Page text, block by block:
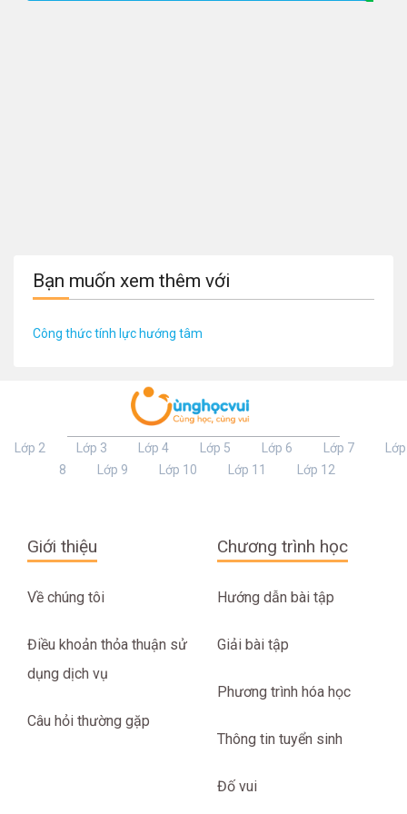
Bạn muốn xem thêm với
Công thức tính lực hướng tâm
Lớp 2 Lớp 3 Lớp 4 Lớp 5 Lớp 6 Lớp 7
Lớp
8
Lớp 9 Lớp 10 Lớp 11 Lớp 12
Giới thiệu
Về chúng tôi
Điều khoản thỏa thuận sử
dụng dịch vụ
Câu hỏi thường gặp
Chương trình học
Hướng dẫn bài tập
Giải bài tập
Phương trình hóa học
Thông tin tuyển sinh
Đố vui